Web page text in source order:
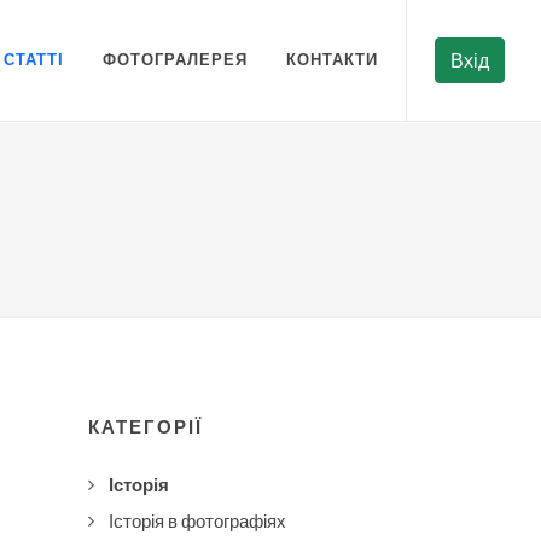
Вхід
СТАТТІ ФОТОГРАЛЕРЕЯ КОНТАКТИ
КАТЕГОРІЇ
Історія
Історія в фотографіях